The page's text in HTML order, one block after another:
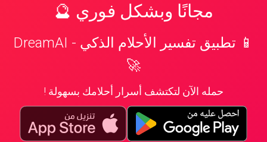
مجانًا وبشكل فوري 🔮
📱 تطبيق تفسير الأحلام الذكي - DreamAI
🚀
حمله الآن لتكتشف أسرار أحلامك بسهولة !